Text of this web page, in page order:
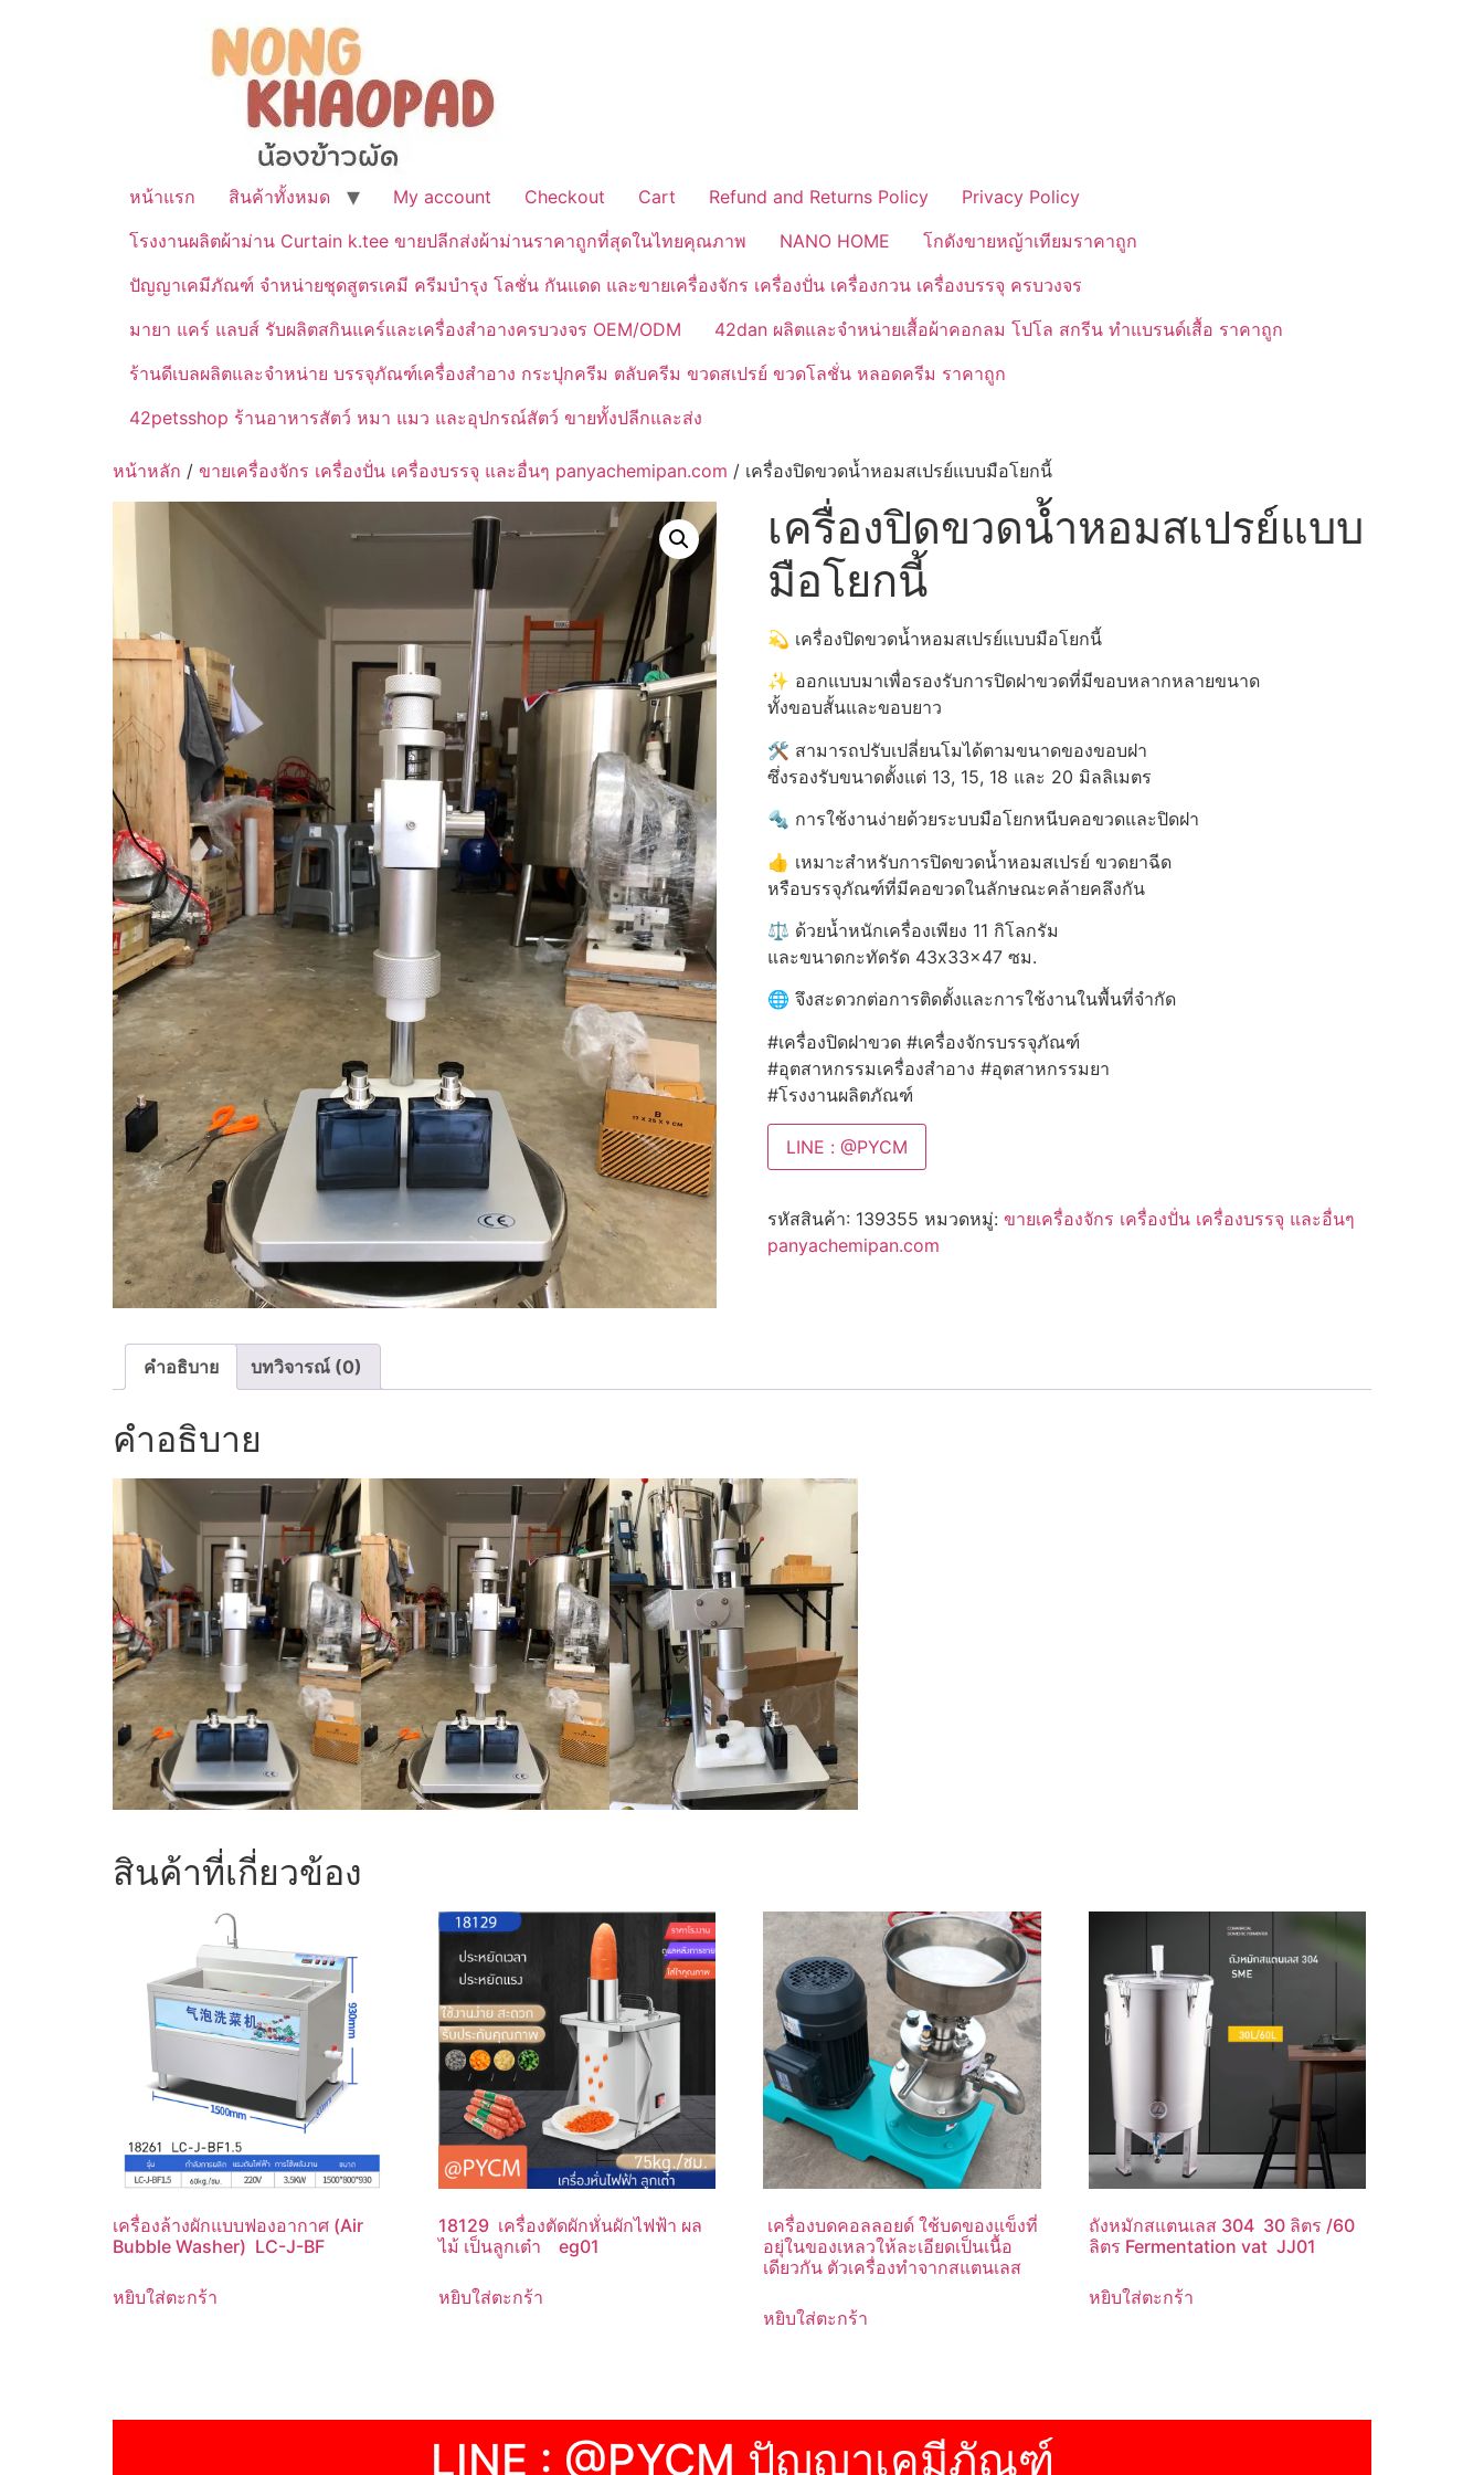
หน้าแรก สินค้าทั้งหมด My account Checkout Cart Refund and Returns Policy
Privacy Policy
โรงงานผลิตผ้าม่าน Curtain k.tee ขายปลีกส่งผ้าม่านราคาถูกที่สุดในไทยคุณภาพ
NANO HOME
โกดังขายหญ้าเทียมราคาถูก
ปัญญาเคมีภัณฑ์ จำหน่ายชุดสูตรเคมี ครีมบำรุง โลชั่น กันแดด และขายเครื่องจักร เครื่องปั่น เครื่องกวน เครื่องบรรจุ ครบวงจร
มายา แคร์ แลบส์ รับผลิตสกินแคร์และเครื่องสำอางครบวงจร OEM/ODM
42dan ผลิตและจำหน่ายเสื้อผ้าคอกลม โปโล สกรีน ทำแบรนด์เสื้อ ราคาถูก
ร้านดีเบลผลิตและจำหน่าย บรรจุภัณฑ์เครื่องสำอาง กระปุกครีม ตลับครีม ขวดสเปรย์ ขวดโลชั่น หลอดครีม ราคาถูก
42petsshop ร้านอาหารสัตว์ หมา แมว และอุปกรณ์สัตว์ ขายทั้งปลีกและส่ง
หน้าหลัก / ขายเครื่องจักร เครื่องปั่น เครื่องบรรจุ และอื่นๆ panyachemipan.com / เครื่องปิดขวดน้ำหอมสเปรย์แบบมือโยกนี้
เครื่องปิดขวดน้ำหอมสเปรย์แบบ
มือโยกนี้
💫 เครื่องปิดขวดน้ำหอมสเปรย์แบบมือโยกนี้
✨ ออกแบบมาเพื่อรองรับการปิดฝาขวดที่มีขอบหลากหลายขนาด
ทั้งขอบสั้นและขอบยาว
🛠️ สามารถปรับเปลี่ยนโมได้ตามขนาดของขอบฝา
ซึ่งรองรับขนาดตั้งแต่ 13, 15, 18 และ 20 มิลลิเมตร
🔩 การใช้งานง่ายด้วยระบบมือโยกหนีบคอขวดและปิดฝา
👍 เหมาะสำหรับการปิดขวดน้ำหอมสเปรย์ ขวดยาฉีด
หรือบรรจุภัณฑ์ที่มีคอขวดในลักษณะคล้ายคลึงกัน
⚖️ ด้วยน้ำหนักเครื่องเพียง 11 กิโลกรัม
และขนาดกะทัดรัด 43x33x47 ซม.
🌐 จึงสะดวกต่อการติดตั้งและการใช้งานในพื้นที่จำกัด
#เครื่องปิดฝาขวด #เครื่องจักรบรรจุภัณฑ์
#อุตสาหกรรมเครื่องสำอาง #อุตสาหกรรมยา
#โรงงานผลิตภัณฑ์
LINE : @PYCM
รหัสสินค้า: 139355 หมวดหมู่: ขายเครื่องจักร เครื่องปั่น เครื่องบรรจุ และอื่นๆ
panyachemipan.com
คำอธิบาย บทวิจารณ์ (0)
คำอธิบาย
สินค้าที่เกี่ยวข้อง
เครื่องล้างผักแบบฟองอากาศ (Air
Bubble Washer) LC-J-BF
หยิบใส่ตะกร้า
18129 เครื่องตัดผักหั่นผักไฟฟ้า ผล
ไม้ เป็นลูกเต๋า eg01
หยิบใส่ตะกร้า
เครื่องบดคอลลอยด์ ใช้บดของแข็งที่
อยุ่ในของเหลวให้ละเอียดเป็นเนื้อ
เดียวกัน ตัวเครื่องทำจากสแตนเลส
หยิบใส่ตะกร้า
ถังหมักสแตนเลส 304 30 ลิตร /60
ลิตร Fermentation vat JJ01
หยิบใส่ตะกร้า
LINE : @PYCM ปัญญาเคมีภัณฑ์